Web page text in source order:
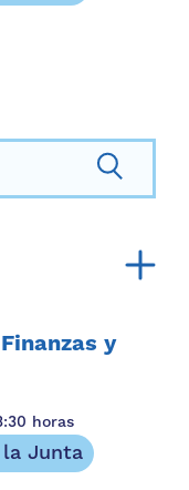
y
horas
la Junta